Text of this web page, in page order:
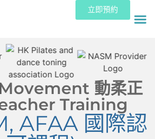
立即預約
動柔正
Training
AFAA 國際認